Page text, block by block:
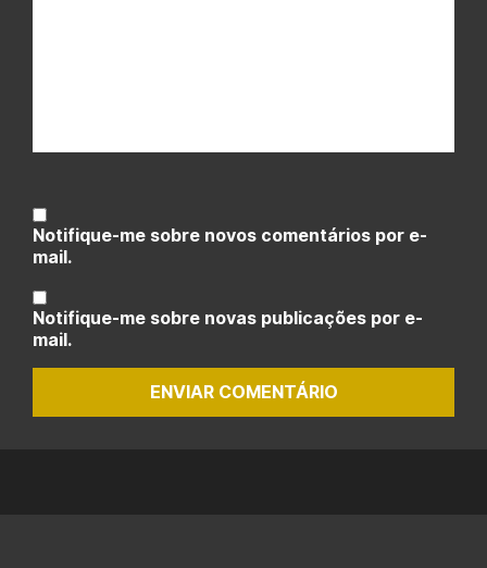
Notifique-me sobre novos comentários por e-
mail.
Notifique-me sobre novas publicações por e-
mail.
ENVIAR COMENTÁRIO